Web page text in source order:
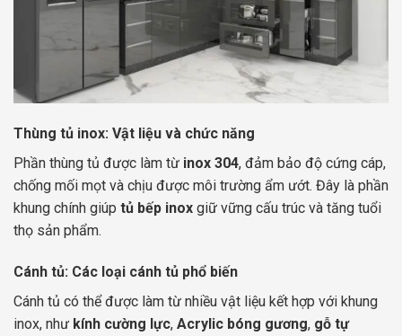
Thùng tủ inox: Vật liệu và chức năng
Phần thùng tủ được làm từ inox 304, đảm bảo độ cứng cáp,
chống mối mọt và chịu được môi trường ẩm ướt. Đây là phần
khung chính giúp tủ bếp inox giữ vững cấu trúc và tăng tuổi
thọ sản phẩm.
Cánh tủ: Các loại cánh tủ phổ biến
Cánh tủ có thể được làm từ nhiều vật liệu kết hợp với khung
inox, như kính cường lực, Acrylic bóng gương, gỗ tự